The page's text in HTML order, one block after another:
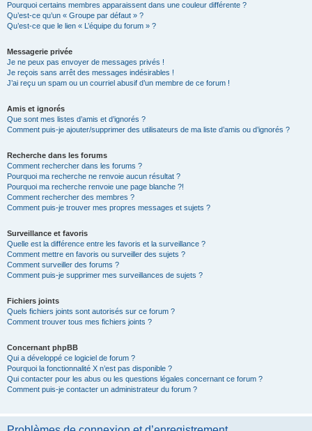
Pourquoi certains membres apparaissent dans une couleur différente ?
Qu’est-ce qu’un « Groupe par défaut » ?
Qu’est-ce que le lien « L’équipe du forum » ?
Messagerie privée
Je ne peux pas envoyer de messages privés !
Je reçois sans arrêt des messages indésirables !
J’ai reçu un spam ou un courriel abusif d’un membre de ce forum !
Amis et ignorés
Que sont mes listes d’amis et d’ignorés ?
Comment puis-je ajouter/supprimer des utilisateurs de ma liste d’amis ou d’ignorés ?
Recherche dans les forums
Comment rechercher dans les forums ?
Pourquoi ma recherche ne renvoie aucun résultat ?
Pourquoi ma recherche renvoie une page blanche ?!
Comment rechercher des membres ?
Comment puis-je trouver mes propres messages et sujets ?
Surveillance et favoris
Quelle est la différence entre les favoris et la surveillance ?
Comment mettre en favoris ou surveiller des sujets ?
Comment surveiller des forums ?
Comment puis-je supprimer mes surveillances de sujets ?
Fichiers joints
Quels fichiers joints sont autorisés sur ce forum ?
Comment trouver tous mes fichiers joints ?
Concernant phpBB
Qui a développé ce logiciel de forum ?
Pourquoi la fonctionnalité X n’est pas disponible ?
Qui contacter pour les abus ou les questions légales concernant ce forum ?
Comment puis-je contacter un administrateur du forum ?